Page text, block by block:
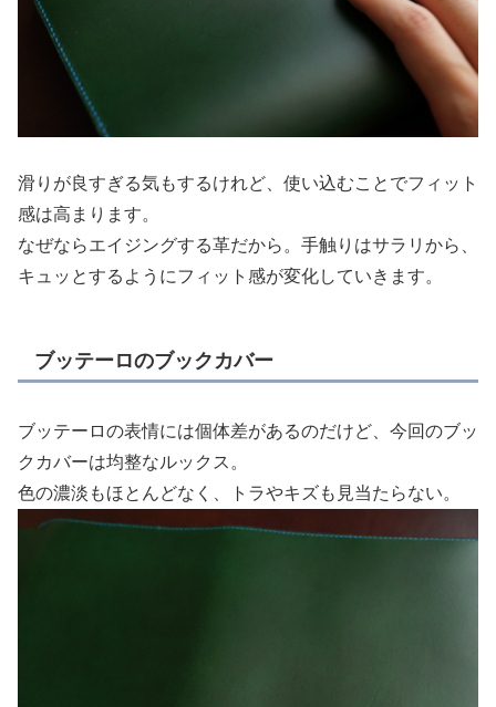
滑りが良すぎる気もするけれど、使い込むことでフィット
感は高まります。
なぜならエイジングする革だから。手触りはサラリから、
キュッとするようにフィット感が変化していきます。
ブッテーロのブックカバー
ブッテーロの表情には個体差があるのだけど、今回のブッ
クカバーは均整なルックス。
色の濃淡もほとんどなく、トラやキズも見当たらない。